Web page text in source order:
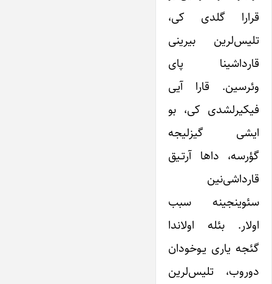
قرارا گلدی کی،
تلیس‌لرین بیرینی
قارداشینا پای
وئرسین. قارا آیی
فیکیرلشدی کی، بو
ایشی گیزلیجه
گؤرسه، داها آرتـیق
قارداشی‌نین
سئوینجینه سبب
اولار. بئله اولاندا
گئجه یاری یـوخودان
دوروب، تلیس‌لرین